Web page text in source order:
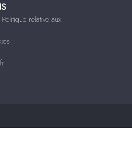
relative aux